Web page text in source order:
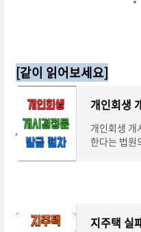
[같이 읽어보세요]
개인회생
개인회생 개
한다는 법원
지주택 실